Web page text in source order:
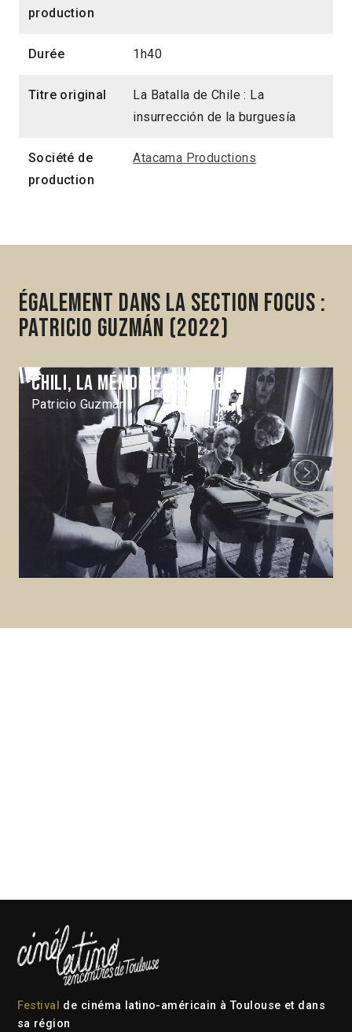
production
Durée 1h40
Titre original
La Batalla de Chile : La
insurrección de la burguesía
Société de
production
Atacama Productions
Également dans la section Focus :
Patricio Guzmán (2022)
Chili, la mémoire obstinée
Patricio Guzmán
Next
Festival de cinéma latino-américain à Toulouse et dans
sa région